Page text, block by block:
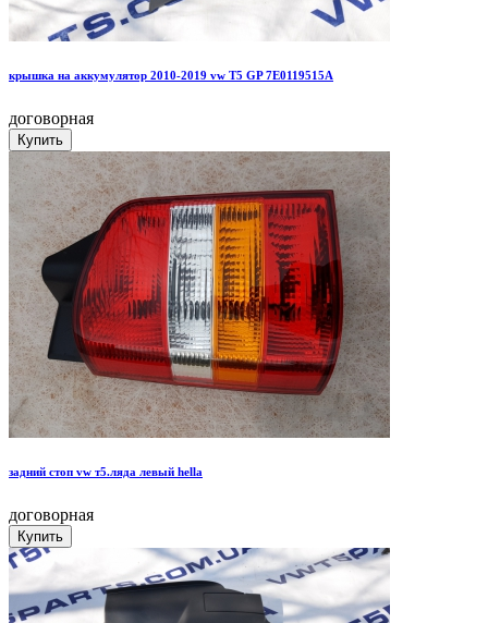
крышка на аккумулятор 2010-2019 vw T5 GP 7E0119515A
договорная
задний стоп vw т5.ляда левый hella
договорная